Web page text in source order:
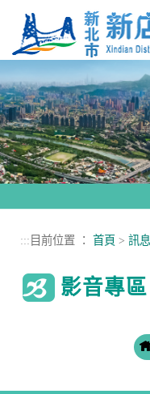
::: 目前位置 ： 首頁 > 訊
影音專區